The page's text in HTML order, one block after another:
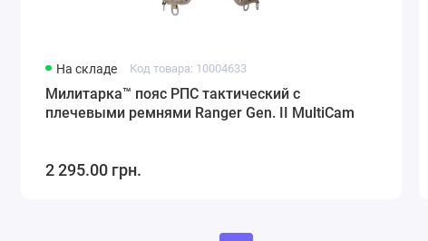
На складе Код товара: 10004633
Милитарка™ пояс РПС тактический с
плечевыми ремнями Ranger Gen. II MultiCam
2 295.00 грн.